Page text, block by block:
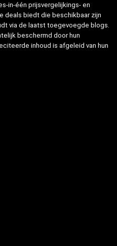
in-één prijsvergelijkings- en
deals biedt die beschikbaar zijn
via de laatst toegevoegde blogs.
beschermd door hun
inhoud is afgeleid van hun